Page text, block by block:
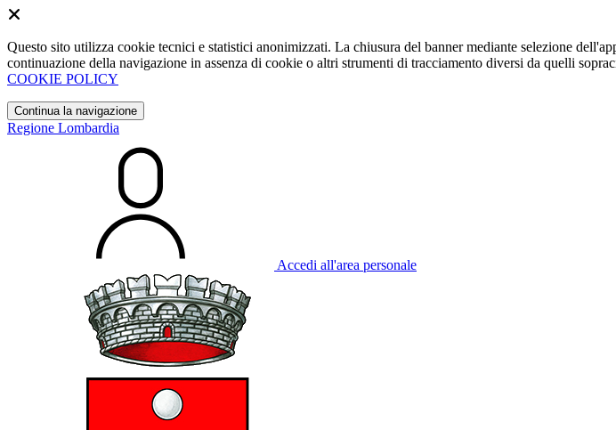
Questo sito utilizza cookie tecnici e statistici anonimizzati. La chiusura del banner mediante selezione
continuazione della navigazione in assenza di cookie o altri strumenti di tracciamento diversi da quelli
COOKIE POLICY
Continua la navigazione
Regione Lombardia
Accedi all'area personale